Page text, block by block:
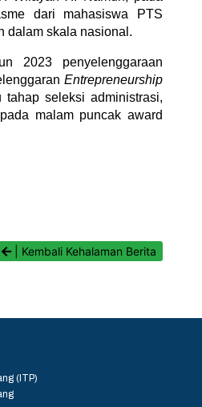
dari mahasiswa PTS
dalam skala nasional.
2023 penyelenggaraan
Entrepreneurship
seleksi administrasi,
malam puncak award
| Kembali Kehalaman Berita
(ITP)